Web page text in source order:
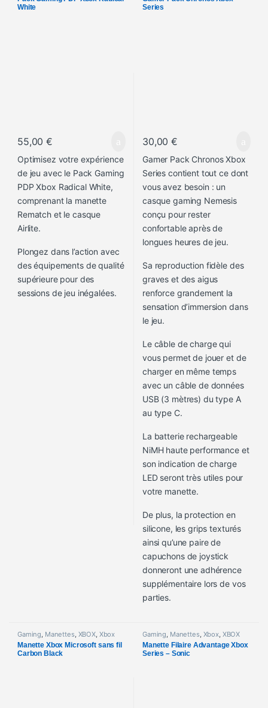
White
55,00€
Optimisez votre expérience
de jeu avec le Pack Gaming
PDP Xbox Radical White,
comprenant la manette
Rematch et le casque
Airlite.
Plongez dans l’action avec
des équipements de qualité
supérieure pour des
sessions de jeu inégalées.
Series
30,00€
Gamer Pack Chronos Xbox
Series contient tout ce dont
vous avez besoin : un
casque gaming Nemesis
conçu pour rester
confortable après de
longues heures de jeu.
Sa reproduction fidèle des
graves et des aigus
renforce grandement la
sensation d’immersion dans
le jeu.
Le câble de charge qui
vous permet de jouer et de
charger en même temps
avec un câble de données
USB (3 mètres) du type A
au type C.
La batterie rechargeable
NiMH haute performance et
son indication de charge
LED seront très utiles pour
votre manette.
De plus, la protection en
silicone, les grips texturés
ainsi qu’une paire de
capuchons de joystick
donneront une adhérence
supplémentaire lors de vos
parties.
Gaming Manettes, XBOX, Xbox
Manette Xbox Microsoft sans fil
Carbon Black
Gaming Manettes, Xbox XBOX
Manette Filaire Advantage Xbox
Series – Sonic